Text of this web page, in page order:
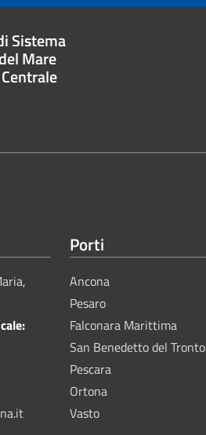
Sistema
Mare
Porti
Ancona
Pesaro
Falconara Marittima
San Benedetto del Tronto
Pescara
Ortona
Vasto